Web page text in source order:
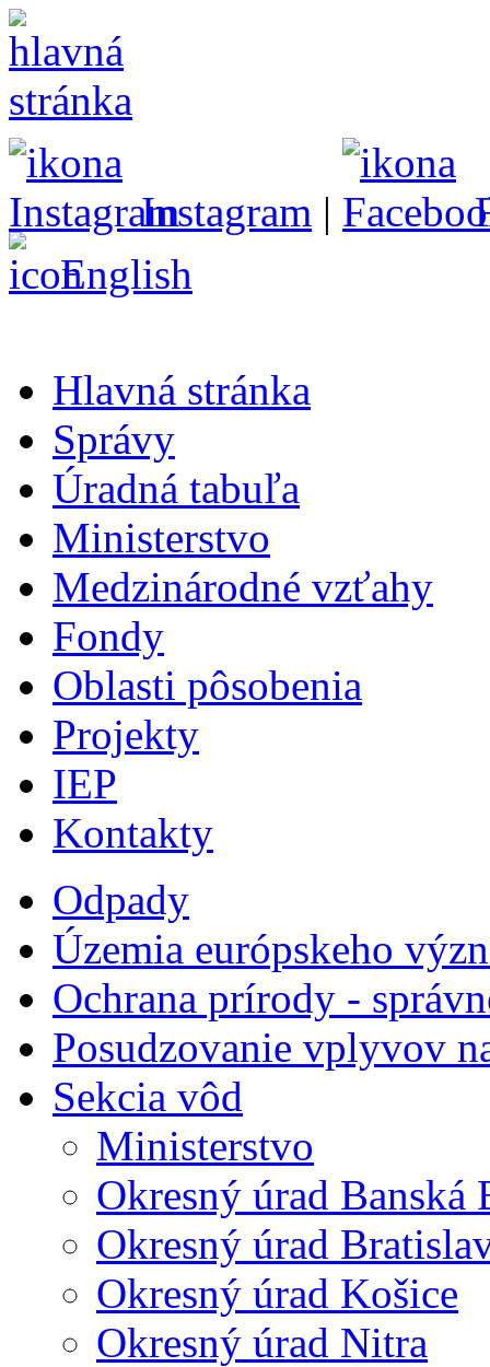
Instagram |
English
Hlavná stránka
Správy
Úradná tabuľa
Ministerstvo
Medzinárodné vzťahy
Fondy
Oblasti pôsobenia
Projekty
IEP
Kontakty
Odpady
Územia európskeho
Ochrana prírody -
Posudzovanie vplyvov
Sekcia vôd
Ministerstvo
Okresný úrad Banská
Okresný úrad
Okresný úrad Košice
Okresný úrad Nitra